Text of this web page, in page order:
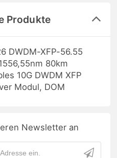
Produkte
DWDM-XFP-56.55
80km
10G DWDM XFP
Modul, DOM
Newsletter an